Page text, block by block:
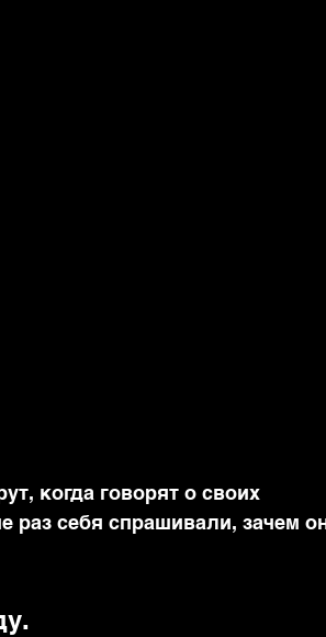
когда говорят о своих
раз себя спрашивали, зачем